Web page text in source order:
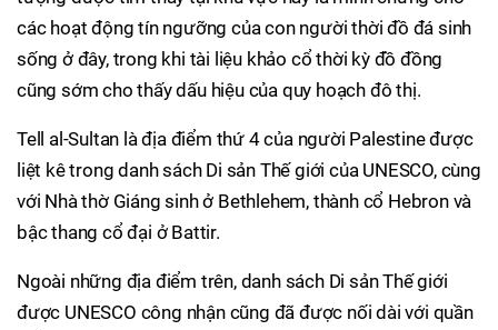
các hoạt động tín ngưỡng của con người thời đồ đá sinh
sống ở đây, trong khi tài liệu khảo cổ thời kỳ đồ đồng
cũng sớm cho thấy dấu hiệu của quy hoạch đô thị.
Tell al-Sultan là địa điểm thứ 4 của người Palestine được
liệt kê trong danh sách Di sản Thế giới của UNESCO, cùng
với Nhà thờ Giáng sinh ở Bethlehem, thành cổ Hebron và
bậc thang cổ đại ở Battir.
Ngoài những địa điểm trên, danh sách Di sản Thế giới
được UNESCO công nhận cũng đã được nối dài với quần